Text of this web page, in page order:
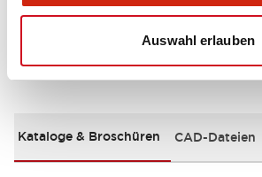
Auswahl erlauben
Dokumente und Dateien
Kataloge & Broschüren CAD-Dateien